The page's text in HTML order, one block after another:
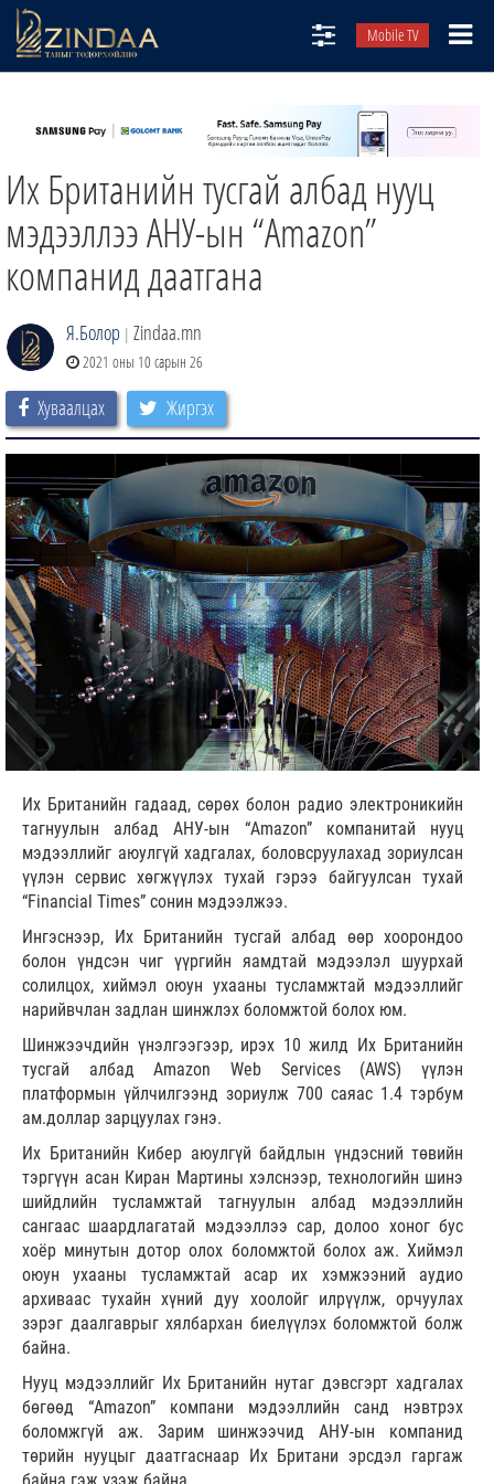
Mobile TV
ТВ8
ӨГЛӨӨНИЙ СОНИН
АУДИО ЗОХИОЛ
ЗИНДАА СЭТГҮҮЛ
Их Британийн тусгай албад нууц
мэдээллээ АНУ-ын “Amazon”
компанид даатгана
Я.Болор | Zindaa.mn
2021 оны 10 сарын 26
Хуваалцах Жиргэх
Их Британийн гадаад, сөрөх болон радио электроникийн
тагнуулын албад АНУ-ын “Amazon” компанитай нууц
мэдээллийг аюулгүй хадгалах, боловсруулахад зориулсан
үүлэн сервис хөгжүүлэх тухай гэрээ байгуулсан тухай
“Financial Times” сонин мэдээлжээ.
Ингэснээр, Их Британийн тусгай албад өөр хоорондоо
болон үндсэн чиг үүргийн яамдтай мэдээлэл шуурхай
солилцох, хиймэл оюун ухааны тусламжтай мэдээллийг
нарийвчлан задлан шинжлэх боломжтой болох юм.
Шинжээчдийн үнэлгээгээр, ирэх 10 жилд Их Британийн
тусгай албад Amazon Web Services (AWS) үүлэн
платформын үйлчилгээнд зориулж 700 саяас 1.4 тэрбум
ам.доллар зарцуулах гэнэ.
Их Британийн Кибер аюулгүй байдлын үндэсний төвийн
тэргүүн асан Киран Мартины хэлснээр, технологийн шинэ
шийдлийн тусламжтай тагнуулын албад мэдээллийн
сангаас шаардлагатай мэдээллээ сар, долоо хоног бус
хоёр минутын дотор олох боломжтой болох аж. Хиймэл
оюун ухааны тусламжтай асар их хэмжээний аудио
архиваас тухайн хүний дуу хоолойг илрүүлж, орчуулах
зэрэг даалгаврыг хялбархан биелүүлэх боломжтой болж
байна.
Нууц мэдээллийг Их Британийн нутаг дэвсгэрт хадгалах
бөгөөд “Amazon” компани мэдээллийн санд нэвтрэх
боломжгүй аж. Зарим шинжээчид АНУ-ын компанид
төрийн нууцыг даатгаснаар Их Британи эрсдэл гаргаж